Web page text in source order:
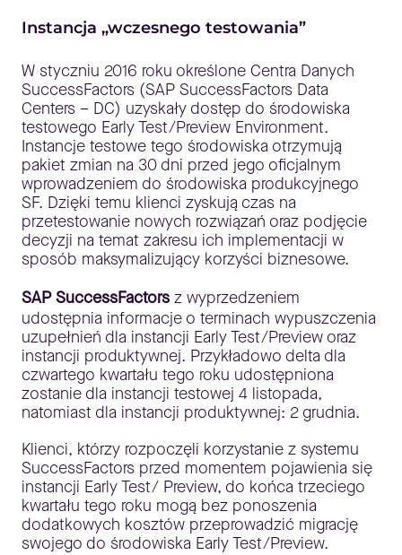
Instancja „wczesnego testowania”
W styczniu 2016 roku określone Centra Danych
SuccessFactors (SAP SuccessFactors Data
Centers – DC) uzyskały dostęp do środowiska
testowego Early Test/Preview Environment.
Instancje testowe tego środowiska otrzymują
pakiet zmian na 30 dni przed jego oficjalnym
wprowadzeniem do środowiska produkcyjnego
SF. Dzięki temu klienci zyskują czas na
przetestowanie nowych rozwiązań oraz podjęcie
decyzji na temat zakresu ich implementacji w
sposób maksymalizujący korzyści biznesowe.
SAP SuccessFactors z wyprzedzeniem
udostępnia informacje o terminach wypuszczenia
uzupełnień dla instancji Early Test/Preview oraz
instancji produktywnej. Przykładowo delta dla
czwartego kwartału tego roku udostępniona
zostanie dla instancji testowej 4 listopada,
natomiast dla instancji produktywnej: 2 grudnia.
Klienci, którzy rozpoczęli korzystanie z systemu
SuccessFactors przed momentem pojawienia się
instancji Early Test/ Preview, do końca trzeciego
kwartału tego roku mogą bez ponoszenia
dodatkowych kosztów przeprowadzić migrację
swojego do środowiska Early Test/Preview.